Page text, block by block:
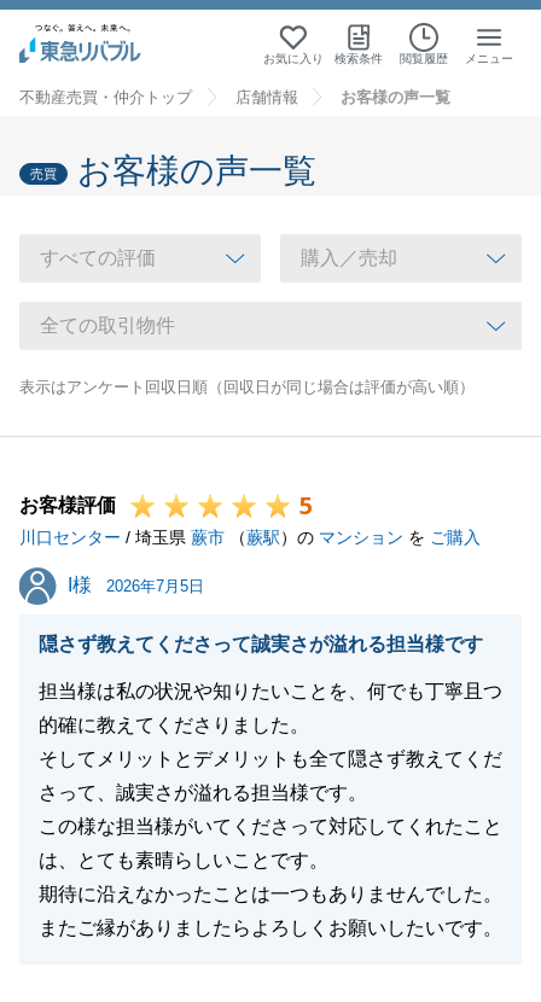
お気に入り 検索条件 閲覧履歴 メニュー
不動産売買・仲介トップ 店舗情報 お客様の声一覧
売買 お客様の声一覧
表示はアンケート回収日順（回収日が同じ場合は評価が高い順）
お客様評価 5
川口センター / 埼玉県 蕨市 （蕨駅）の マンション を ご購入
I様
I様 2026年7月5日
隠さず教えてくださって誠実さが溢れる担当様です
担当様は私の状況や知りたいことを、何でも丁寧且つ
的確に教えてくださりました。
そしてメリットとデメリットも全て隠さず教えてくだ
さって、誠実さが溢れる担当様です。
この様な担当様がいてくださって対応してくれたこと
は、とても素晴らしいことです。
期待に沿えなかったことは一つもありませんでした。
またご縁がありましたらよろしくお願いしたいです。